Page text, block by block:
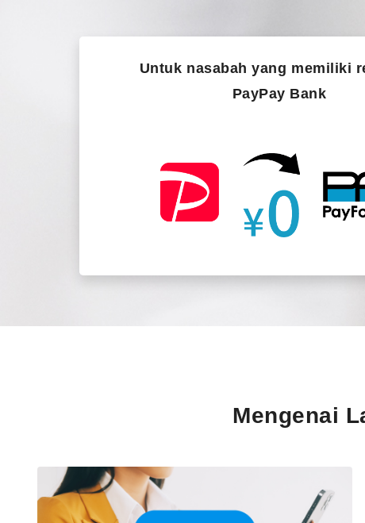
Untuk nasabah yang memiliki
PayPay Bank
Mengenai